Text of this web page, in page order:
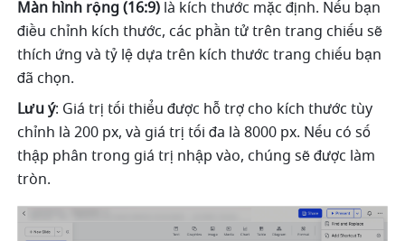
Màn hình rộng (16:9) là kích thước mặc định. Nếu bạn
điều chỉnh kích thước, các phần tử trên trang chiếu sẽ
thích ứng và tỷ lệ dựa trên kích thước trang chiếu bạn
đã chọn.
Lưu ý: Giá trị tối thiểu được hỗ trợ cho kích thước tùy
chỉnh là 200 px, và giá trị tối đa là 8000 px. Nếu có số
thập phân trong giá trị nhập vào, chúng sẽ được làm
tròn.